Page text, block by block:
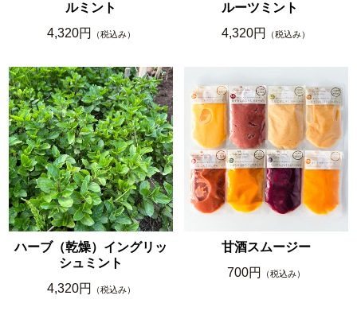
ルミント
4,320円
（税込み）
ルーツミント
4,320円
（税込み）
ハーブ（乾燥）イングリッ
シュミント
4,320円
（税込み）
甘酒スムージー
700円
（税込み）